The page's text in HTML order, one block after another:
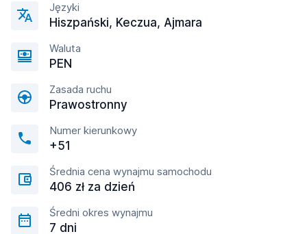
Języki
Hiszpański, Keczua, Ajmara
Waluta
PEN
Zasada ruchu
Prawostronny
Numer kierunkowy
+51
Średnia cena wynajmu samochodu
406 zł za dzień
Średni okres wynajmu
7 dni